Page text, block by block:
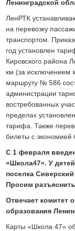
Ленинградской
ЛенРТК
на перевозку
транспортом.
год установлен
Кировского района
км (за исключением
маршруту № 586
администрации
востребованных
пределах
тарифа. Также
билеты с экономией
С 1 февраля
«Школа47». У
поселка
Просим
Отвечает комитет
образования
Карты «Школа 47»